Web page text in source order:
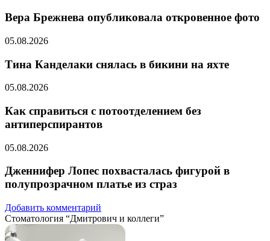
Вера Брежнева опубликовала откровенное фото
05.08.2026
Тина Канделаки снялась в бикини на яхте
05.08.2026
Как справиться с потоотделением без
антиперспирантов
05.08.2026
Дженнифер Лопес похвасталась фигурой в
полупрозрачном платье из страз
Добавить комментарий
Стоматология “Дмитрович и коллеги”